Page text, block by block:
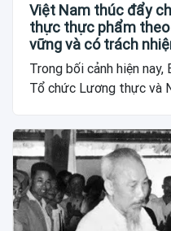
Việt Nam thúc đẩy
thực thực phẩm
vững và có trách
cầu
Trong bối cảnh hiện
Tổ chức Lương thực và